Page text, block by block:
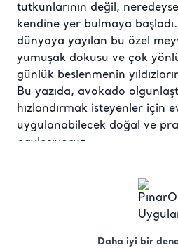
Daha iyi bir
tutkunlarının değil,
kendine yer bulmaya
dünyaya yayılan bu özel
yumuşak dokusu ve çok
günlük beslenmenin
Bu yazıda, avokado
hızlandırmak isteyenler için
uygulanabilecek doğal ve
paylaşıyoruz.
Avokado evde nasıl
mutfağında bu sağlıklı
isteyenlerin sıkça
geliyor. Çünkü marketten ya
alınan avokadolar çoğu